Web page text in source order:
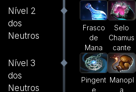
Nível 2
dos
Neutros
Frasco
de
Mana
Selo
Chamus
cante
Nível 3
dos
Neutros
Pingent
e
Manopl
a